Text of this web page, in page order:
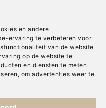
en andere
ervaring te verbeteren voor
van de website
op de website te
en diensten te meten
, om advertenties weer te